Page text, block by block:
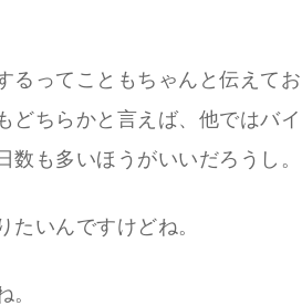
るってこともちゃんと伝えて
どちらかと言えば、他ではバ
数も多いほうがいいだろうし。
たいんですけどね。
。